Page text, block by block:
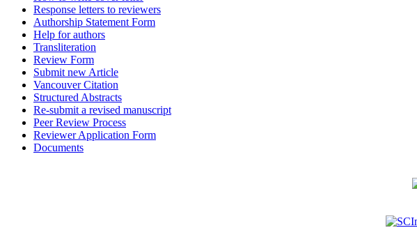
Response letters to reviewers
Authorship Statement Form
Help for authors
Transliteration
Review Form
Submit new Article
Vancouver Citation
Structured Abstracts
Re-submit a revised manuscript
Peer Review Process
Reviewer Application Form
Documents